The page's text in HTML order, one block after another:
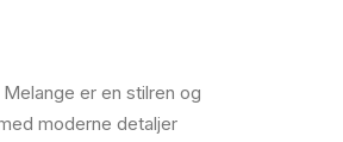
er en stilren og
moderne detaljer